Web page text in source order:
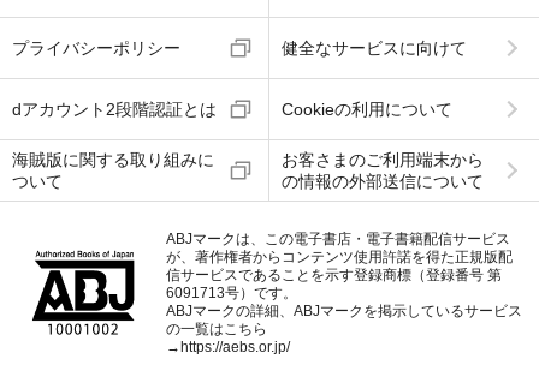
プライバシーポリシー 健全なサービスに向けて
dアカウント2段階認証とは Cookieの利用について
海賊版に関する取り組みに
ついて
お客さまのご利用端末から
の情報の外部送信について
ABJマークは、この電子書店・電子書籍配信サービス
が、著作権者からコンテンツ使用許諾を得た正規版配
信サービスであることを示す登録商標（登録番号 第
6091713号）です。
ABJマークの詳細、ABJマークを掲示しているサービス
の一覧はこちら
→https://aebs.or.jp/